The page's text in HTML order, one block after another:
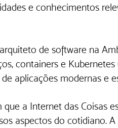
e conhecimentos
de software na
containers e Kubernetes
aplicações modernas e
a Internet das Coisas
aspectos do cotidiano.